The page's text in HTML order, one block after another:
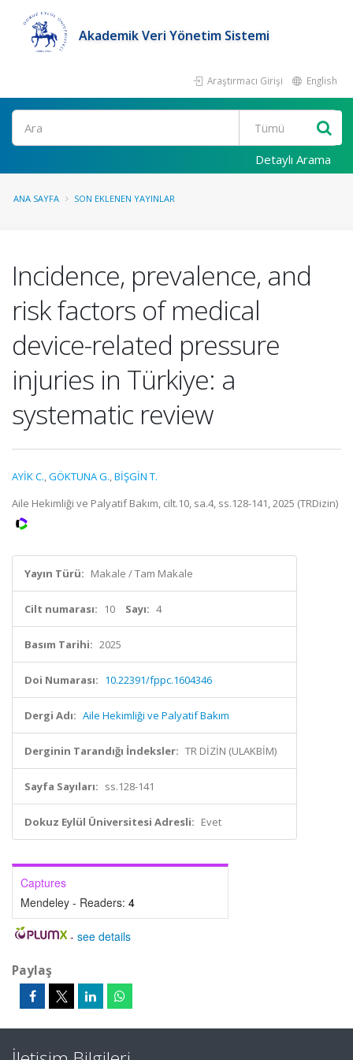
Akademik Veri Yönetim Sistemi
Araştırmacı Girişi English
Ara
Detaylı Arama
ANA SAYFA SON EKLENEN YAYINLAR
Incidence, prevalence, and
risk factors of medical
device-related pressure
injuries in Türkiye: a
systematic review
AYİK C.,GÖKTUNA G.,BİŞGİN T.
Aile Hekimliği ve Palyatif Bakım, cilt.10, sa.4, ss.128-141, 2025 (TRDizin)
Yayın Türü: Makale / Tam Makale
Cilt numarası: 10 Sayı: 4
Basım Tarihi: 2025
Doi Numarası: 10.22391/fppc.1604346
Dergi Adı: Aile Hekimliği ve Palyatif Bakım
Derginin Tarandığı İndeksler: TR DİZİN (ULAKBİM)
Sayfa Sayıları: ss.128-141
Dokuz Eylül Üniversitesi Adresli: Evet
Captures
Mendeley - Readers: 4
- see details
Paylaş